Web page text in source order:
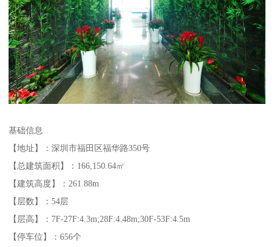
基础信息
【地址】：深圳市福田区福华路350号
【总建筑面积】：166,150.64㎡
【建筑高度】：261.88m
【层数】：54层
【层高】：7F-27F:4.3m;28F:4.48m;30F-53F:4.5m
【停车位】：656个